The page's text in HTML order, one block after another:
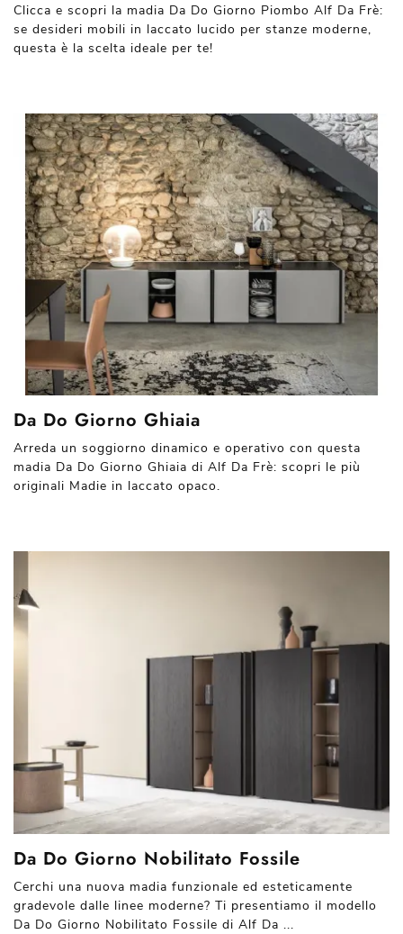
Clicca e scopri la madia Da Do Giorno Piombo Alf Da Frè:
se desideri mobili in laccato lucido per stanze moderne,
questa è la scelta ideale per te!
Da Do Giorno Ghiaia
Arreda un soggiorno dinamico e operativo con questa
madia Da Do Giorno Ghiaia di Alf Da Frè: scopri le più
originali Madie in laccato opaco.
Da Do Giorno Nobilitato Fossile
Cerchi una nuova madia funzionale ed esteticamente
gradevole dalle linee moderne? Ti presentiamo il modello
Da Do Giorno Nobilitato Fossile di Alf Da ...